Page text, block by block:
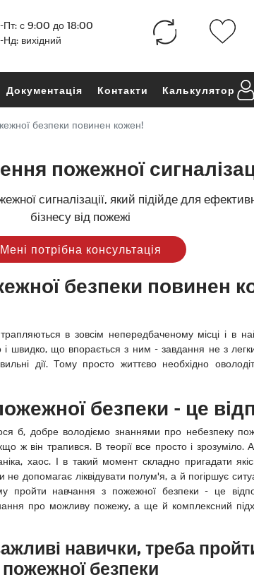
Пт: с 9:00 до 18:00
вихідний
Документація Контакти Калькулятор
безпеки повинен кожен!
пожежної
сигналізації, який підійде для
бізнесу від пожежі
Мені потрібна консультація
безпеки повинен
в зовсім непередбаченому місці і в
і швидко, що впорається з ним - завдання не з
дії. Тому просто життєво необхідно
безпеки - це
б, добре володіємо знаннями про небезпеку
ж він трапився. В теорії все просто і зрозуміло.
хаос. І в такий момент складно пригадати
не допомагає ліквідувати полум'я, а й погіршує
пройти навчання з пожежної безпеки - це
про можливу пожежу, а ще й комплексний
навички, треба
пожежної безпеки